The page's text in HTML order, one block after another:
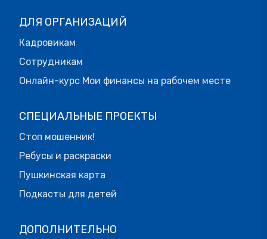
ДЛЯ ОРГАНИЗАЦИЙ
Кадровикам
Сотрудникам
Онлайн-курс Мои финансы на рабочем месте
СПЕЦИАЛЬНЫЕ ПРОЕКТЫ
Стоп мошенник!
Ребусы и раскраски
Пушкинская карта
Подкасты для детей
ДОПОЛНИТЕЛЬНО